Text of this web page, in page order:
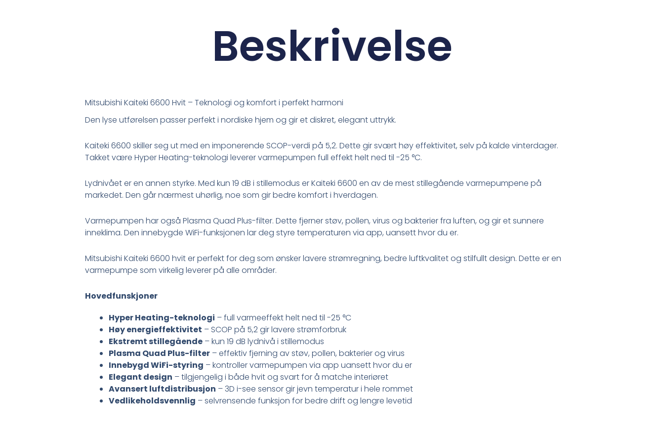
Beskrivelse
Mitsubishi Kaiteki 6600 Hvit – Teknologi og komfort i perfekt harmoni
Den lyse utførelsen passer perfekt i nordiske hjem og gir et diskret, elegant uttrykk.
Kaiteki 6600 skiller seg ut med en imponerende SCOP-verdi på 5,2. Dette gir svært høy effektivitet, selv på kalde vinterdager.
Takket være Hyper Heating-teknologi leverer varmepumpen full effekt helt ned til -25 °C.
Lydnivået er en annen styrke. Med kun 19 dB i stillemodus er Kaiteki 6600 en av de mest stillegående varmepumpene på
markedet. Den går nærmest uhørlig, noe som gir bedre komfort i hverdagen.
Varmepumpen har også Plasma Quad Plus-filter. Dette fjerner støv, pollen, virus og bakterier fra luften, og gir et sunnere
inneklima. Den innebygde WiFi-funksjonen lar deg styre temperaturen via app, uansett hvor du er.
Mitsubishi Kaiteki 6600 hvit er perfekt for deg som ønsker lavere strømregning, bedre luftkvalitet og stilfullt design. Dette er en
varmepumpe som virkelig leverer på alle områder.
Hovedfunskjoner
Hyper Heating-teknologi – full varmeeffekt helt ned til -25 °C
Høy energieffektivitet – SCOP på 5,2 gir lavere strømforbruk
Ekstremt stillegående – kun 19 dB lydnivå i stillemodus
Plasma Quad Plus-filter – effektiv fjerning av støv, pollen, bakterier og virus
Innebygd WiFi-styring – kontroller varmepumpen via app uansett hvor du er
Elegant design – tilgjengelig i både hvit og svart for å matche interiøret
Avansert luftdistribusjon – 3D i-see sensor gir jevn temperatur i hele rommet
Vedlikeholdsvennlig – selvrensende funksjon for bedre drift og lengre levetid